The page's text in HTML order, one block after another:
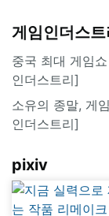
게임인더스트
중국 최대 게임
인더스트리]
소유의 종말, 게
인더스트리]
pixiv